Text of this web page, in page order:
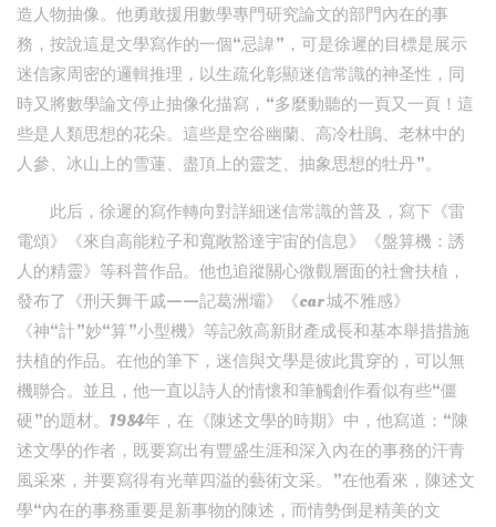
造人物抽像。他勇敢援用數學專門研究論文的部門內在的事
務，按說這是文學寫作的一個“忌諱”，可是徐遲的目標是展示
迷信家周密的邏輯推理，以生疏化彰顯迷信常識的神圣性，同
時又將數學論文停止抽像化描寫，“多麼動聽的一頁又一頁！這
些是人類思想的花朵。這些是空谷幽蘭、高冷杜鵑、老林中的
人參、冰山上的雪蓮、盡頂上的靈芝、抽象思想的牡丹”。
此后，徐遲的寫作轉向對詳細迷信常識的普及，寫下《雷
電頌》《來自高能粒子和寬敞豁達宇宙的信息》《盤算機：誘
人的精靈》等科普作品。他也追蹤關心微觀層面的社會扶植，
發布了《刑天舞干戚——記葛洲壩》《car 城不雅感》
《神“計”妙“算”小型機》等記敘高新財產成長和基本舉措措施
扶植的作品。在他的筆下，迷信與文學是彼此貫穿的，可以無
機聯合。並且，他一直以詩人的情懷和筆觸創作看似有些“僵
硬”的題材。1984年，在《陳述文學的時期》中，他寫道：“陳
述文學的作者，既要寫出有豐盛生涯和深入內在的事務的汗青
風采來，并要寫得有光華四溢的藝術文采。”在他看來，陳述文
學“內在的事務重要是新事物的陳述，而情勢倒是精美的文